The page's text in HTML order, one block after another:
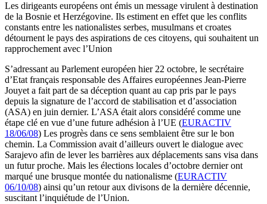
Les dirigeants européens ont émis un message virulent à destination
de la Bosnie et Herzégovine. Ils estiment en effet que les conflits
constants entre les nationalistes serbes, musulmans et croates
détournent le pays des aspirations de ces citoyens, qui souhaitent un
rapprochement avec l’Union
S’adressant au Parlement européen hier 22 octobre, le secrétaire
d’Etat français responsable des Affaires européennes Jean-Pierre
Jouyet a fait part de sa déception quant au cap pris par le pays
depuis la signature de l’accord de stabilisation et d’association
(ASA) en juin dernier. L’ASA était alors considéré comme une
étape clé en vue d’une future adhésion à l’UE (EURACTIV
18/06/08) Les progrès dans ce sens semblaient être sur le bon
chemin. La Commission avait d’ailleurs ouvert le dialogue avec
Sarajevo afin de lever les barrières aux déplacements sans visa dans
un futur proche. Mais les élections locales d’octobre dernier ont
marqué une brusque montée du nationalisme (EURACTIV
06/10/08) ainsi qu’un retour aux divisons de la dernière décennie,
suscitant l’inquiétude de l’Union.